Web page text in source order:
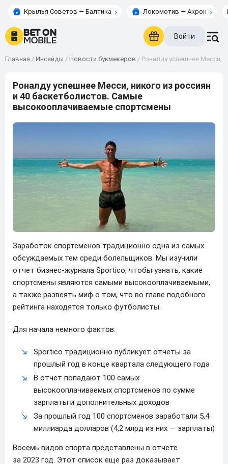
Крылья Советов — Балтика Локомотив — Акрон
Войти
Главная / Инсайды / Новости букмекеров / Роналду успешнее Месси,
Роналду успешнее Месси, никого из россиян
и 40 баскетболистов. Самые
высокооплачиваемые спортсмены
Заработок спортсменов традиционно одна из самых
обсуждаемых тем среди болельщиков. Мы изучили
отчет бизнес-журнала Sportico, чтобы узнать, какие
спортсмены являются самыми высокооплачиваемыми,
а также развеять миф о том, что во главе подобного
рейтинга находятся только футболисты.
Для начала немного фактов:
Sportico традиционно публикует отчеты за
прошлый год в конце квартала следующего года
В отчет попадают 100 самых
высокооплачиваемых спортсменов по сумме
зарплаты и дополнительных доходов
За прошлый год 100 спортсменов заработали 5,4
миллиарда долларов (4,2 млрд из них — зарплаты)
Восемь видов спорта представлены в отчете
за 2023 год. Этот список еще раз доказывает